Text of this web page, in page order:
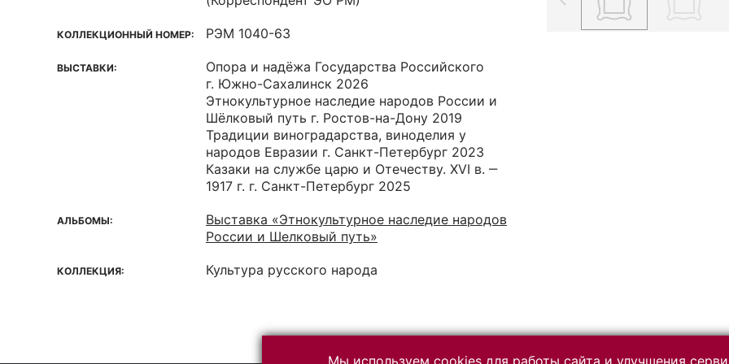
КОЛЛЕКЦИОННЫЙ НОМЕР: РЭМ 1040-63
ВЫСТАВКИ:
Опора и надёжа Государства Российского
г. Южно-Сахалинск 2026
Этнокультурное наследие народов России и
Шёлковый путь г. Ростов-на-Дону 2019
Традиции виноградарства, виноделия у
народов Евразии г. Санкт-Петербург 2023
Казаки на службе царю и Отечеству. XVI в. ‒
1917 г. г. Санкт-Петербург 2025
АЛЬБОМЫ:
Выставка «Этнокультурное наследие народов
России и Шелковый путь»
КОЛЛЕКЦИЯ: Культура русского народа
Мы используем cookies для работы сайта и улучшения